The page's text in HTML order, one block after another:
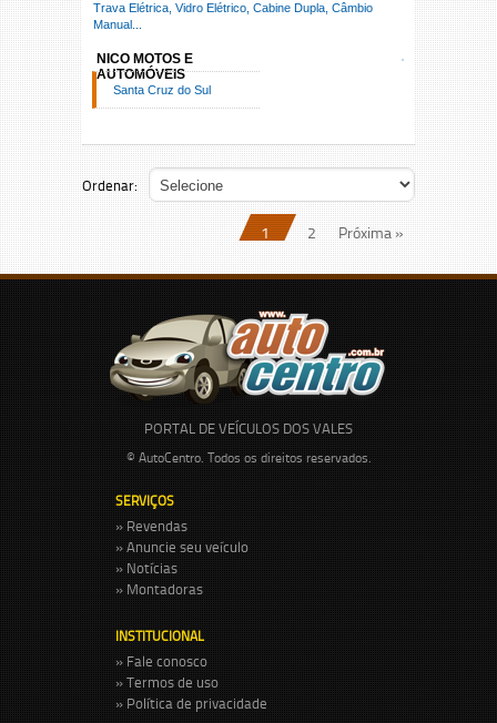
Trava Elétrica, Vidro Elétrico, Cabine Dupla, Câmbio
Manual...
NICO MOTOS E
AUTOMÓVEIS
Santa Cruz do Sul
Ordenar:
1 2 Próxima »
PORTAL DE VEÍCULOS DOS VALES
© AutoCentro. Todos os direitos reservados.
SERVIÇOS
» Revendas
» Anuncie seu veículo
» Notícias
» Montadoras
INSTITUCIONAL
» Fale conosco
» Termos de uso
» Política de privacidade